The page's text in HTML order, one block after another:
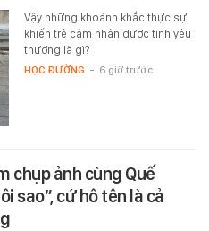
Vậy những khoảnh khắc thực sự
khiến trẻ cảm nhận được tình yêu
thương là gì?
HỌC ĐƯỜNG - 6 giờ trước
chụp ảnh cùng Quế
sao”, cứ hô tên là cả